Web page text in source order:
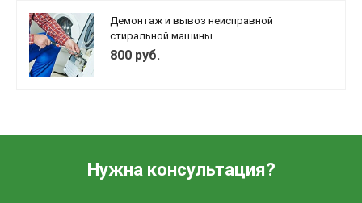
Демонтаж и вывоз неисправной
стиральной машины
800 руб.
Нужна консультация?